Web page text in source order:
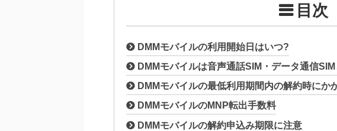
目次
DMMモバイルの利用開始日はいつ?
DMMモバイルは音声通話SIM・データ通信
DMMモバイルの最低利用期間内の解約時にか
DMMモバイルのMNP転出手数料
DMMモバイルの解約申込み期限に注意